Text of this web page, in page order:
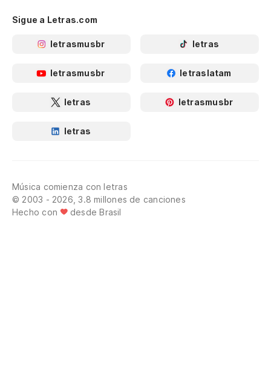
Sigue a Letras.com
letrasmusbr letras
letrasmusbr letraslatam
letras letrasmusbr
letras
Música comienza con letras
© 2003 - 2026, 3.8 millones de canciones
Hecho con
desde Brasil